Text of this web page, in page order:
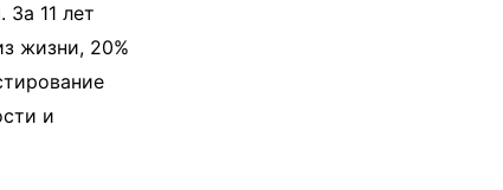
11 лет
жизни, 20%
и